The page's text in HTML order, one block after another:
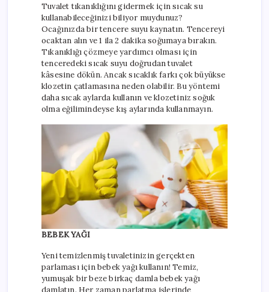
Tuvalet tıkanıklığını gidermek için sıcak su
kullanabileceğinizi biliyor muydunuz?
Ocağınızda bir tencere suyu kaynatın. Tencereyi
ocaktan alın ve 1 ila 2 dakika soğumaya bırakın.
Tıkanıklığı çözmeye yardımcı olması için
tenceredeki sıcak suyu doğrudan tuvalet
kâsesine dökün. Ancak sıcaklık farkı çok büyükse
klozetin çatlamasına neden olabilir. Bu yöntemi
daha sıcak aylarda kullanın ve klozetiniz soğuk
olma eğilimindeyse kış aylarında kullanmayın.
BEBEK YAĞI
Yeni temizlenmiş tuvaletinizin gerçekten
parlaması için bebek yağı kullanın! Temiz,
yumuşak bir beze birkaç damla bebek yağı
damlatın. Her zaman parlatma işlerinde